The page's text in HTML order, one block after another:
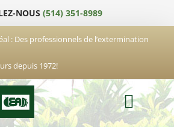
NOUS (514) 351-8989
: Des professionnels de l’extermination
depuis 1972!